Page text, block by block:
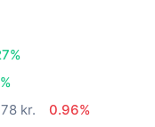
kr.
0.96%